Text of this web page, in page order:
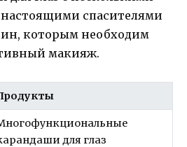
спасителями
которым необходим
макияж.
для глаз